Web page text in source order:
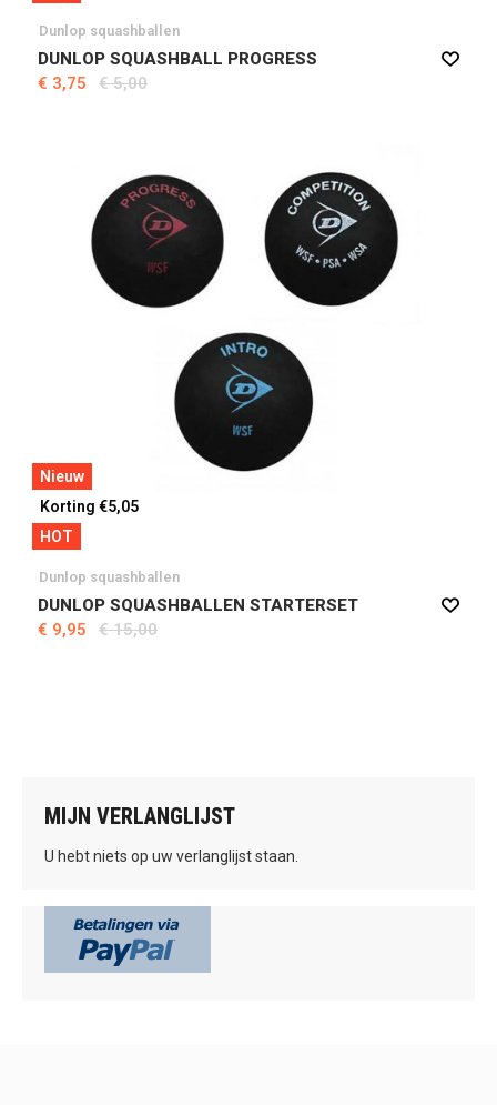
Dunlop squashballen
DUNLOP SQUASHBALL PROGRESS
€ 3,75
€ 5,00
Nieuw
Korting €5,05
HOT
Dunlop squashballen
DUNLOP SQUASHBALLEN STARTERSET
€ 9,95
€ 15,00
MIJN VERLANGLIJST
U hebt niets op uw verlanglijst staan.